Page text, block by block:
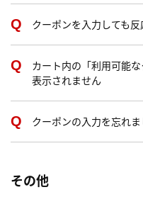
クーポンを入力しても
カート内の「利用可能
表示されません
クーポンの入力を忘れま
その他